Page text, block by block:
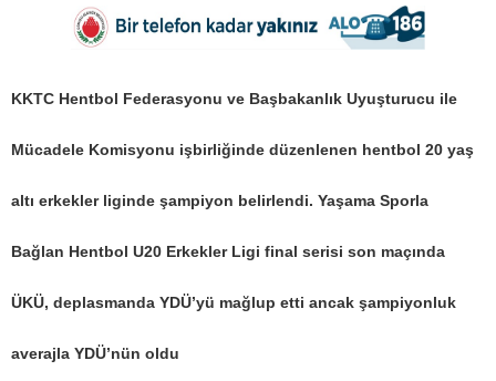
KKTC Hentbol Federasyonu ve Başbakanlık Uyuşturucu ile
Mücadele Komisyonu işbirliğinde düzenlenen hentbol 20 yaş
altı erkekler liginde şampiyon belirlendi. Yaşama Sporla
Bağlan Hentbol U20 Erkekler Ligi final serisi son maçında
ÜKÜ, deplasmanda YDÜ’yü mağlup etti ancak şampiyonluk
averajla YDÜ’nün oldu